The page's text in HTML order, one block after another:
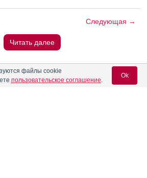
Следующая →
Читать далее
файлы cookie
пользовательское соглашение.
Ok